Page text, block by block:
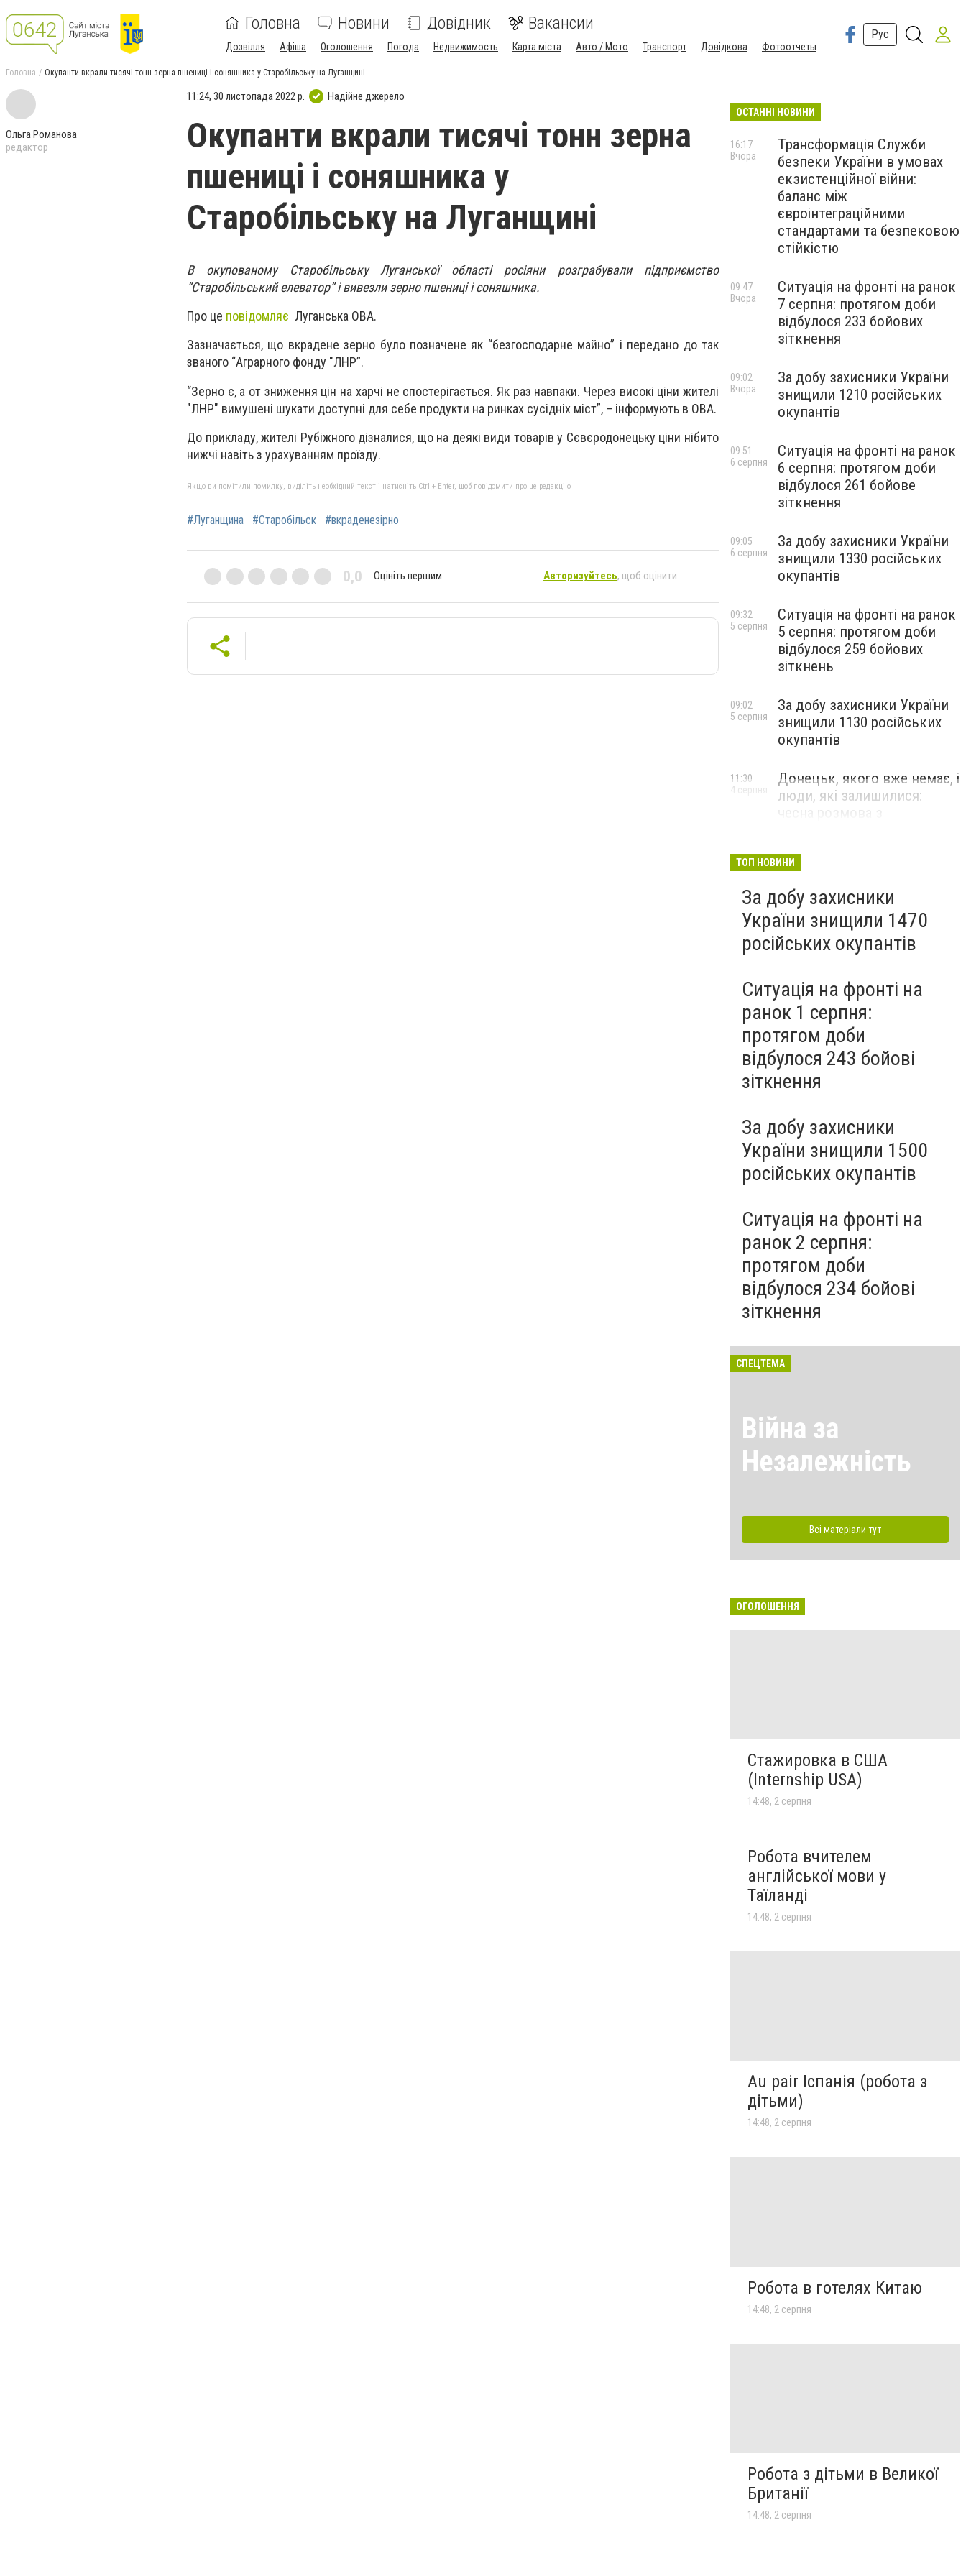
Головна Новини Довідник Вакансии
Дозвілля Афіша Оголошення Погода Недвижимость Карта міста Авто / Мото Транспорт Довідкова Фотоотчеты
Рус
Головна Окупанти вкрали тисячі тонн зерна пшениці і соняшника у Старобільську на Луганщині
Ольга Романова
редактор
11:24, 30 листопада 2022 р. Надійне джерело
Окупанти вкрали тисячі тонн зерна
пшениці і соняшника у
Старобільську на Луганщині
В окупованому Старобільську Луганської області росіяни розграбували підприємство
“Старобільський елеватор” і вивезли зерно пшениці і соняшника.
Про це повідомляє Луганська ОВА.
Зазначається, що вкрадене зерно було позначене як “безгосподарне майно” і передано до так
званого “Аграрного фонду "ЛНР”.
“Зерно є, а от зниження цін на харчі не спостерігається. Як раз навпаки. Через високі ціни жителі
"ЛНР" вимушені шукати доступні для себе продукти на ринках сусідніх міст”, – інформують в ОВА.
До прикладу, жителі Рубіжного дізналися, що на деякі види товарів у Сєвєродонецьку ціни нібито
нижчі навіть з урахуванням проїзду.
Якщо ви помітили помилку, виділіть необхідний текст і натисніть Ctrl + Enter, щоб повідомити про це редакцію
#Луганщина #Старобільск #вкраденезірно
0,0 Оцініть першим Авторизуйтесь, щоб оцінити
ОСТАННІ НОВИНИ
Трансформація Служби
безпеки України в умовах
екзистенційної війни:
баланс між
євроінтеграційними
стандартами та безпековою
стійкістю
16:17
Вчора
Ситуація на фронті на ранок
7 серпня: протягом доби
відбулося 233 бойових
зіткнення
09:47
Вчора
За добу захисники України
знищили 1210 російських
окупантів
09:02
Вчора
Ситуація на фронті на ранок
6 серпня: протягом доби
відбулося 261 бойове
зіткнення
09:51
6 серпня
За добу захисники України
знищили 1330 російських
окупантів
09:05
6 серпня
Ситуація на фронті на ранок
5 серпня: протягом доби
відбулося 259 бойових
зіткнень
09:32
5 серпня
За добу захисники України
знищили 1130 російських
окупантів
09:02
5 серпня
Донецьк, якого вже немає, і
люди, які залишилися:
11:30
4 серпня
ТОП НОВИНИ
За добу захисники
України знищили 1470
російських окупантів
Ситуація на фронті на
ранок 1 серпня:
протягом доби
відбулося 243 бойові
зіткнення
За добу захисники
України знищили 1500
російських окупантів
Ситуація на фронті на
ранок 2 серпня:
протягом доби
відбулося 234 бойові
зіткнення
СПЕЦТЕМА
Війна за
Незалежність
Всі матеріали тут
ОГОЛОШЕННЯ
Стажировка в США
(Internship USA)
14:48, 2 серпня
Робота вчителем
англійської мови у
Таїланді
14:48, 2 серпня
Au pair Іспанія (робота з
дітьми)
14:48, 2 серпня
Робота в готелях Китаю
14:48, 2 серпня
Робота з дітьми в Великої
Британії
14:48, 2 серпня